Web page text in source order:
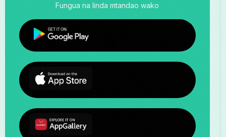
Fungua na linda mtandao wako